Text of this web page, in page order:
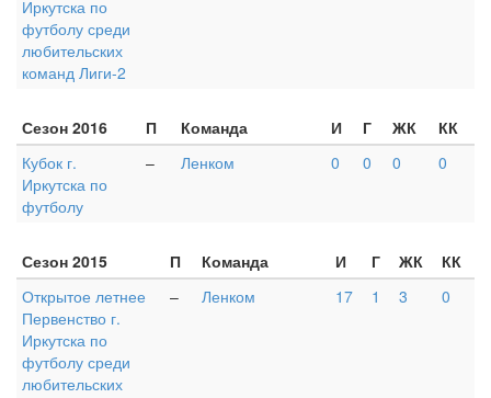
Иркутска по
футболу среди
любительских
команд Лиги-2
Сезон 2016 П Команда И Г ЖК
КК
Кубок г.
Иркутска по
футболу
– Ленком 0 0 0 0
Сезон 2015 П Команда И Г ЖК
КК
Открытое летнее
Первенство г.
Иркутска по
футболу среди
любительских
– Ленком 17 1 3 0